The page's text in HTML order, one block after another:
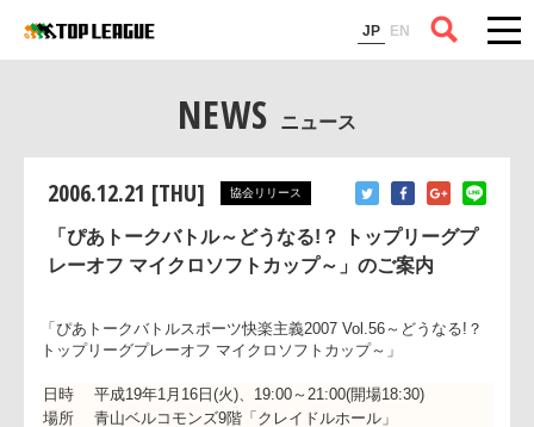
JP EN
コラム
NEWS ニュース
2006.12.21 [THU] 協会リリース
「ぴあトークバトル～どうなる!？ トップリーグプ
レーオフ マイクロソフトカップ～」のご案内
トップリーグプレーオフ マイクロソフトカップ～」